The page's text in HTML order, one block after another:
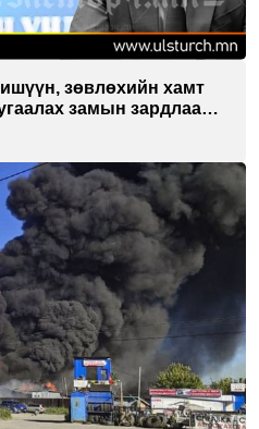
зөвлөхийн хамт
замын зардлаа